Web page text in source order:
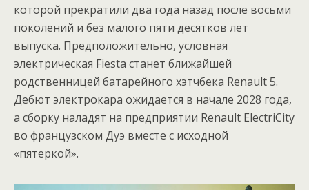
которой прекратили два года назад после восьми
поколений и без малого пяти десятков лет
выпуска. Предположительно, условная
электрическая Fiesta станет ближайшей
родственницей батарейного хэтчбека Renault 5.
Дебют электрокара ожидается в начале 2028 года,
а сборку наладят на предприятии Renault ElectriCity
во французском Дуэ вместе с исходной
«пятеркой».